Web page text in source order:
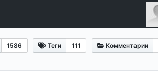
1586 Теги 111 Комментарии